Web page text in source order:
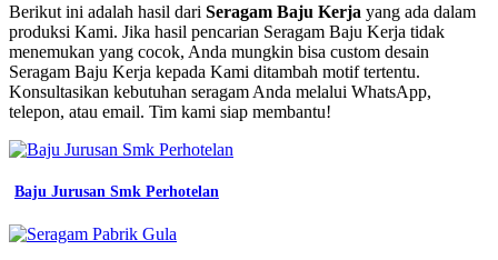
contoh
Proposal
Pengajuan
Seragam
Kerja
baju
kerja
nyaman
keren
Berikut ini adalah hasil dari Seragam Baju Kerja yang ada dalam
produksi Kami. Jika hasil pencarian Seragam Baju Kerja tidak
menemukan yang cocok, Anda mungkin bisa custom desain
Seragam Baju Kerja kepada Kami ditambah motif tertentu.
Konsultasikan kebutuhan seragam Anda melalui WhatsApp,
telepon, atau email. Tim kami siap membantu!
Baju Jurusan Smk Perhotelan